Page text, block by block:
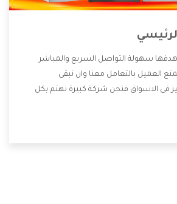
هدفها سهولة التواصل السريع والمباشر
العميل بالتعامل معنا وان نبقى
فى الاسواق فنحن شركة كبيرة نهتم بكل
منها خدمة الصيانة التى تكون من أهم